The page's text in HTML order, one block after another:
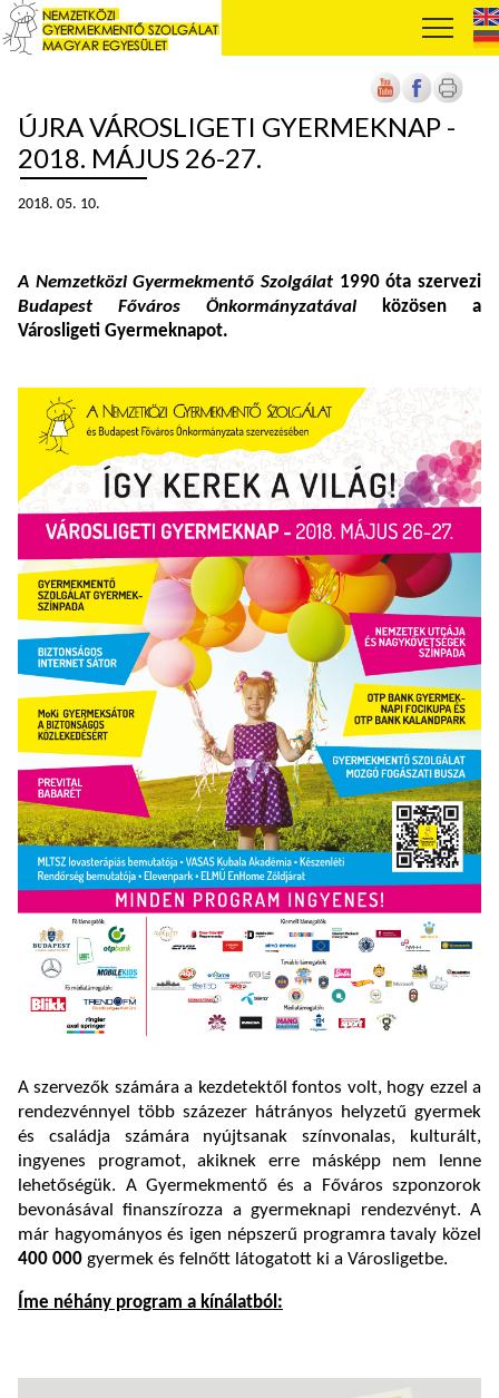
ÚJRA VÁROSLIGETI GYERMEKNAP -
2018. MÁJUS 26-27.
2018. 05. 10.
A Nemzetközi Gyermekmentő Szolgálat 1990 óta szervezi
Budapest Főváros Önkormányzatával közösen a
Városligeti Gyermeknapot.
A szervezők számára a kezdetektől fontos volt, hogy ezzel a
rendezvénnyel több százezer hátrányos helyzetű gyermek
és családja számára nyújtsanak színvonalas, kulturált,
ingyenes programot, akiknek erre másképp nem lenne
lehetőségük. A Gyermekmentő és a Főváros szponzorok
bevonásával finanszírozza a gyermeknapi rendezvényt. A
már hagyományos és igen népszerű programra tavaly közel
400 000 gyermek és felnőtt látogatott ki a Városligetbe.
Íme néhány program a kínálatból: